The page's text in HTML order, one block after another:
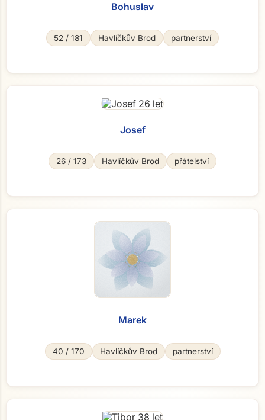
Bohuslav
52 / 181 Havlíčkův Brod partnerství
Josef
26 / 173 Havlíčkův Brod přátelství
Marek
40 / 170 Havlíčkův Brod partnerství